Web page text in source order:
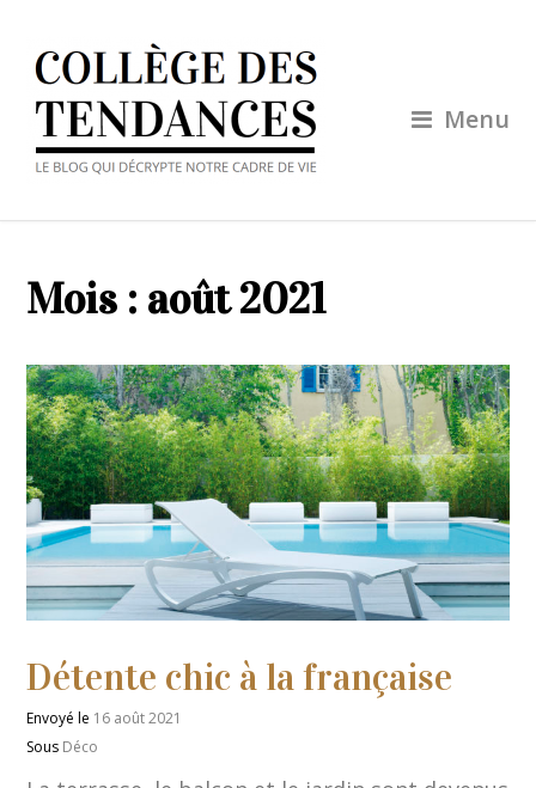
Menu
Mois : août 2021
Détente chic à la française
Envoyé le 16 août 2021
Sous Déco